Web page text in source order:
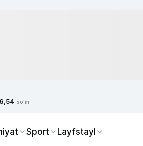
so'm
Sport Layfstayl